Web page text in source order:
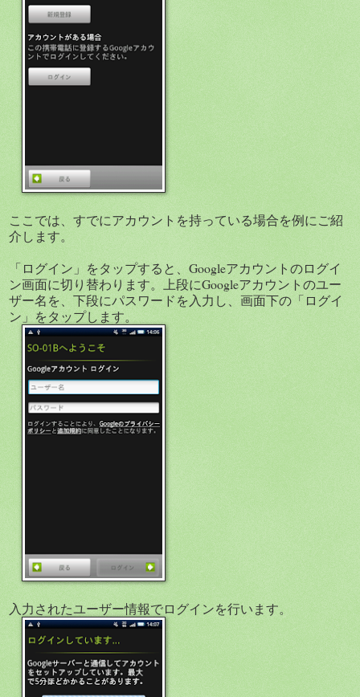
ここでは、すでにアカウントを持っている場合を例にご紹
介します。
「ログイン」をタップすると、Googleアカウントのログイ
ン画面に切り替わります。上段にGoogleアカウントのユー
ザー名を、下段にパスワードを入力し、画面下の「ログイ
ン」をタップします。
入力されたユーザー情報でログインを行います。